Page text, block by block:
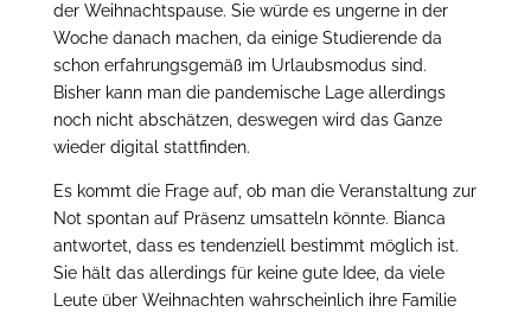
der Weihnachtspause. Sie würde es ungerne in der
Woche danach machen, da einige Studierende da
schon erfahrungsgemäß im Urlaubsmodus sind.
Bisher kann man die pandemische Lage allerdings
noch nicht abschätzen, deswegen wird das Ganze
wieder digital stattfinden.
Es kommt die Frage auf, ob man die Veranstaltung zur
Not spontan auf Präsenz umsatteln könnte. Bianca
antwortet, dass es tendenziell bestimmt möglich ist.
Sie hält das allerdings für keine gute Idee, da viele
Leute über Weihnachten wahrscheinlich ihre Familie